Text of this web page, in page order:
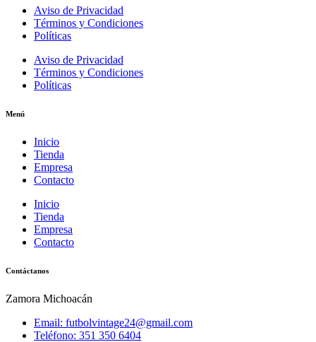
Aviso de Privacidad
Términos y Condiciones
Políticas
Aviso de Privacidad
Términos y Condiciones
Políticas
Menú
Inicio
Tienda
Empresa
Contacto
Inicio
Tienda
Empresa
Contacto
Contáctanos
Zamora Michoacán
Email: futbolvintage24@gmail.com
Teléfono: 351 350 6404